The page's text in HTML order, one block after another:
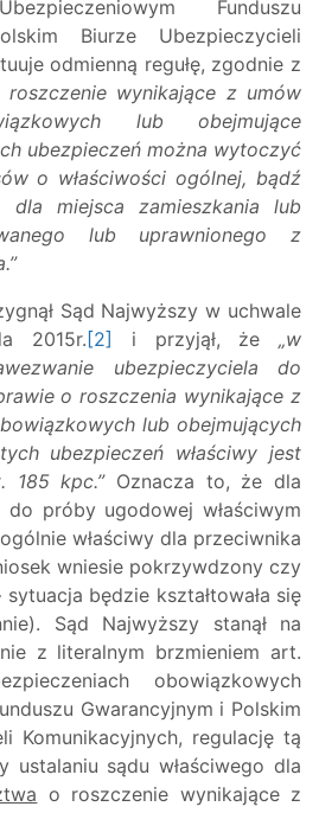
Funduszu
Biurze Ubezpieczycieli
odmienną regułę, zgodnie z
wynikające z umów
lub obejmujące
ubezpieczeń można wytoczyć
o właściwości ogólnej, bądź
dla miejsca zamieszkania lub
lub uprawnionego z
Sąd Najwyższy w uchwale
2015r. [2] i przyjął, że „w
ubezpieczyciela do
o roszczenia wynikające z
lub obejmujących
ubezpieczeń właściwy jest
185 kpc.”Oznacza to, że dla
próby ugodowej właściwym
właściwy dla przeciwnika
wniesie pokrzywdzony czy
będzie kształtowała się
Sąd Najwyższy stanął na
z literalnym brzmieniem art.
obowiązkowych
Gwarancyjnym i Polskim
Komunikacyjnych, regulację tą
ustalaniu sądu właściwego dla
o roszczenie wynikające z